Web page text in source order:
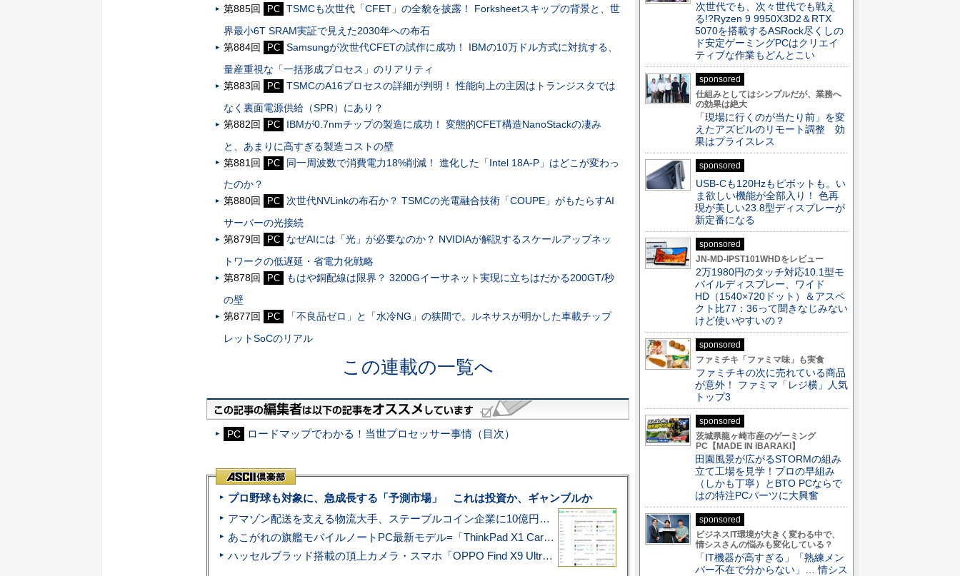
第885回
PC TSMCも次世代「CFET」の全貌を披露！ Forksheetスキップの背景と、世
界最小6T SRAM実証で見えた2030年への布石
第884回
PC Samsungが次世代CFETの試作に成功！ IBMの10万ドル方式に対抗する、
量産重視な「一括形成プロセス」のリアリティ
第883回
PC TSMCのA16プロセスの詳細が判明！ 性能向上の主因はトランジスタでは
なく裏面電源供給（SPR）にあり？
第882回
PC
IBMが0.7nmチップの製造に成功！ 変態的CFET構造NanoStackの凄み
と、あまりに高すぎる製造コストの壁
第881回
PC
同一周波数で消費電力18%削減！ 進化した「Intel 18A-P」はどこが変わっ
たのか？
第880回
PC
次世代NVLinkの布石か？ TSMCの光電融合技術「COUPE」がもたらすAI
サーバーの光接続
第879回
PC
なぜAIには「光」が必要なのか？ NVIDIAが解説するスケールアップネッ
トワークの低遅延・省電力化戦略
第878回
PC
もはや銅配線は限界？ 3200Gイーサネット実現に立ちはだかる200GT/秒
の壁
第877回
PC
「不良品ゼロ」と「水冷NG」の狭間で。ルネサスが明かした車載チップ
レットSoCのリアル
この連載の一覧へ
PC ロードマップでわかる！当世プロセッサー事情（目次）
プロ野球も対象に、急成長する「予測市場」 これは投資か、ギャンブルか
アマゾン配送を支える物流大手、ステーブルコイン企業に10億円投資のワケ
あこがれの旗艦モバイルノートPC最新モデル=「ThinkPad X1 Carbon Gen 14 Aura Edition」実機レビュー
ハッセルブラッド搭載の頂上カメラ・スマホ「OPPO Find X9 Ultra」実写レビュー=プロが本気で徹底撮影しました!!
次世代でも、次々世代でも戦え
る!?Ryzen 9 9950X3D2＆RTX
5070を搭載するASRock尽くしの
ド安定ゲーミングPCはクリエイ
ティブな作業もどんとこい
sponsored
仕組みとしてはシンプルだが、業務へ
の効果は絶大
「現場に行くのが当たり前」を変
えたアズビルのリモート調整 効
果はプライスレス
sponsored
USB-Cも120Hzもピボットも。い
ま欲しい機能が全部入り！ 色再
現が美しい23.8型ディスプレーが
新定番になる
sponsored
JN-MD-IPST101WHDをレビュー
2万1980円のタッチ対応10.1型モ
バイルディスプレー、ワイド
HD（1540×720ドット）＆アスペ
クト比77：36って聞きなじみない
けど使いやすいの？
sponsored
ファミチキ「ファミマ味」も実食
ファミチキの次に売れている商品
が意外！ ファミマ「レジ横」人気
トップ3
sponsored
茨城県龍ヶ崎市産のゲーミング
PC【MADE IN IBARAKI】
田園風景が広がるSTORMの組み
立て工場を見学！プロの早組み
（しかも丁寧）とBTO PCならで
はの特注PCパーツに大興奮
sponsored
ビジネスIT環境が大きく変わる中で、
情シスさんの悩みも変化している？
「IT機器が高すぎる」「熟練メン
バー不在で分からない」… 情シス